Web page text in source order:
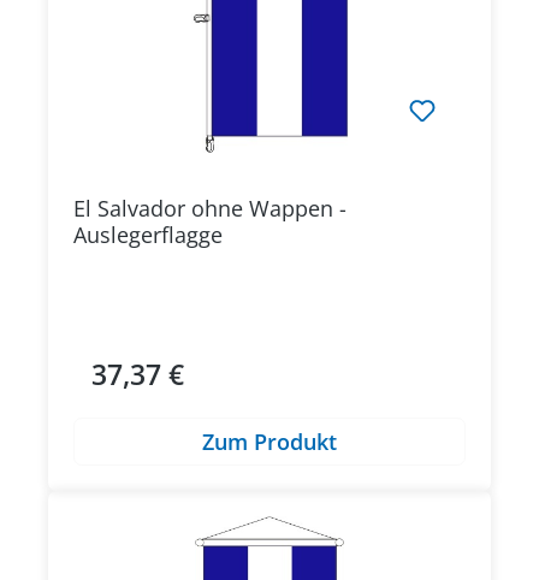
El Salvador ohne Wappen -
Auslegerflagge
Regulärer Preis:
37,37 €
Zum Produkt